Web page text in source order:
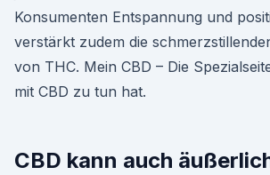
Konsumenten Entspannung und
verstärkt zudem die
von THC. Mein CBD – Die
mit CBD zu tun hat.
CBD kann auch